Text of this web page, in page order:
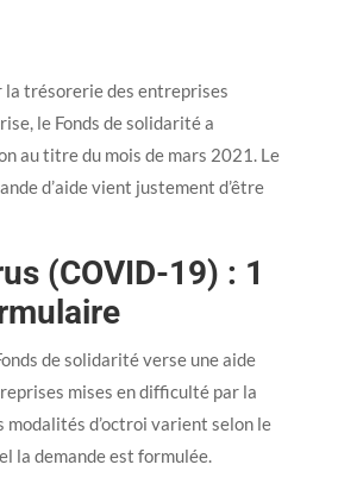
la trésorerie des entreprises
le Fonds de solidarité a
au titre du mois de mars 2021. Le
d’aide vient justement d’être
(COVID-19) : 1
de solidarité verse une aide
mises en difficulté par la
modalités d’octroi varient selon le
la demande est formulée.